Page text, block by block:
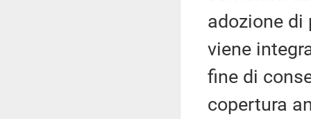
adozione di
viene
fine di
copertura